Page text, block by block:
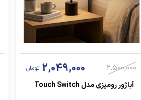
2,500,000
2,049,000 تومان
آباژور رومیزی مدل Touch Switch